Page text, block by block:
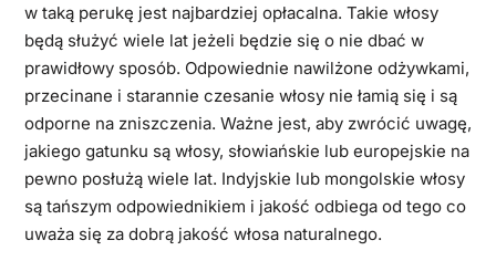
w taką perukę jest najbardziej opłacalna. Takie włosy
będą służyć wiele lat jeżeli będzie się o nie dbać w
prawidłowy sposób. Odpowiednie nawilżone odżywkami,
przecinane i starannie czesanie włosy nie łamią się i są
odporne na zniszczenia. Ważne jest, aby zwrócić uwagę,
jakiego gatunku są włosy, słowiańskie lub europejskie na
pewno posłużą wiele lat. Indyjskie lub mongolskie włosy
są tańszym odpowiednikiem i jakość odbiega od tego co
uważa się za dobrą jakość włosa naturalnego.